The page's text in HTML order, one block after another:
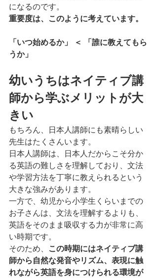
になるのです。
重要度は、このように考えています。
「いつ始めるか」 ＜ 「誰に教えてもら
うか」
幼いうちはネイティブ講
師から学ぶメリットが大
きい
もちろん、日本人講師にも素晴らしい
先生はたくさんいます。
日本人講師は、日本人だからこそ分か
る英語の難しさを理解しており、文法
や学習方法を丁寧に教えられるという
大きな強みがあります。
一方で、幼児から小学生くらいまでの
お子さんは、文法を理解するよりも、
英語をそのまま吸収する力が非常に高
い時期です。
そのため、
この時期にはネイティブ講
師から自然な発音やリズム、表現に触
れながら英語を身につけられる環境が